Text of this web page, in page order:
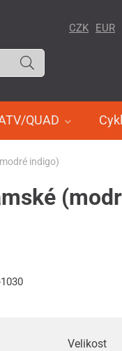
QUAD
CZK EUR
indigo)
Velikost